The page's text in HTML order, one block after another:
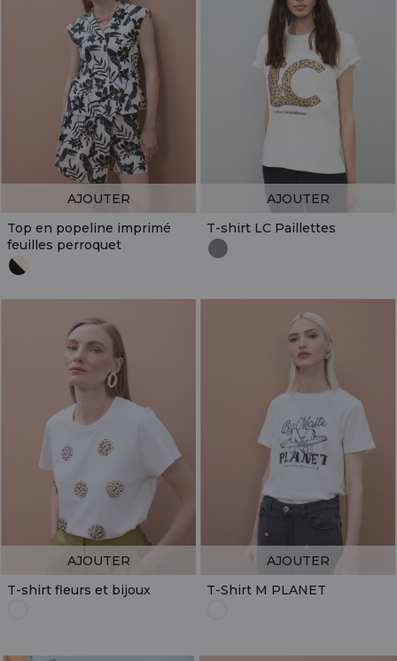
Top en popeline imprimé
feuilles perroquet
AJOUTER
T-shirt LC Paillettes
AJOUTER
T-shirt fleurs et bijoux
AJOUTER
T-Shirt M PLANET
AJOUTER